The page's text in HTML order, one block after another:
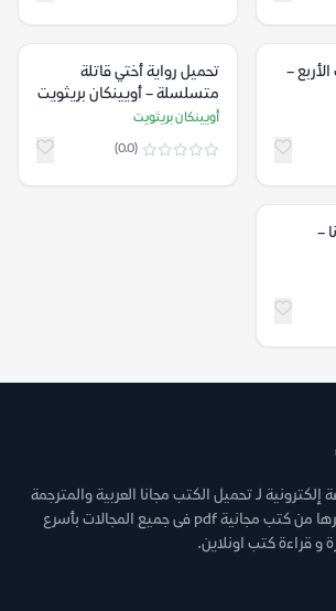
–
تحميل رواية أختي قاتلة
متسلسلة – أويينكان بريثويت
أويينكان بريثويت
(0.0)
–
لـ تحميل الكتب مجانا العربية والمترجمة
والروايات والقصص وغيرها من كتب مجانية pdf فى جميع المجالات بأسرع
و قراءة كتب اونلاين.